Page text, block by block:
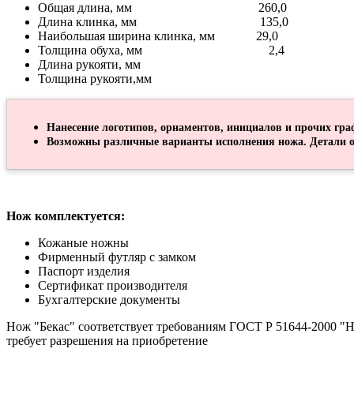
Общая длина, мм 260,0
Длина клинка, мм 135,0
Наибольшая ширина клинка, мм 29,0
Толщина обуха, мм 2,4
Длина рукояти, мм
Толщина рукояти,мм
Нанесение логотипов, орнаментов, инициалов и прочих
Возможны различные варианты исполнения ножа. Детали
Нож комплектуется:
Кожаные ножны
Фирменный футляр с замком
Паспорт изделия
Сертификат производителя
Бухгалтерские документы
Нож "Бекас" соответствует требованиям ГОСТ Р 51644-2000
требует разрешения на приобретение